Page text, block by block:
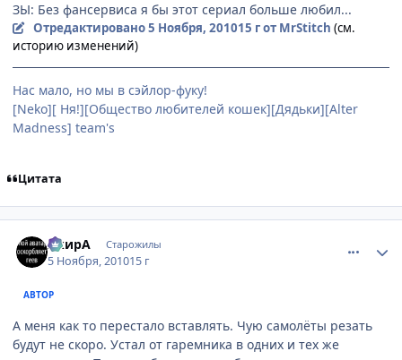
ЗЫ: Без фансервиса я бы этот сериал больше любил...
Отредактировано5 Ноября, 201015 гот MrStitch (см.
историю изменений)
Нас мало, но мы в сэйлор-фуку!
[Neko][ Ня!][Общество любителей кошек][Дядьки][Alter
Madness] team's
Цитата
АкирА Старожилы
5 Ноября, 201015 г
АВТОР
А меня как то перестало вставлять. Чую самолёты резать
будут не скоро. Устал от гаремника в одних и тех же